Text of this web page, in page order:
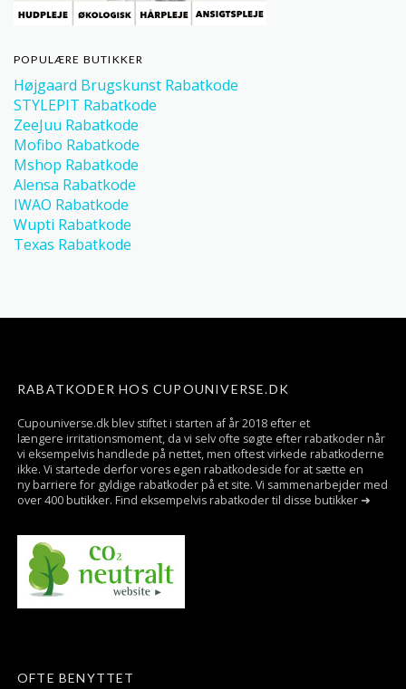
POPULÆRE BUTIKKER
Højgaard Brugskunst Rabatkode
STYLEPIT Rabatkode
ZeeJuu Rabatkode
Mofibo Rabatkode
Mshop Rabatkode
Alensa Rabatkode
IWAO Rabatkode
Wupti Rabatkode
Texas Rabatkode
RABATKODER HOS CUPOUNIVERSE.DK
Cupouniverse.dk blev stiftet i starten af år 2018 efter et
længere irritationsmoment, da vi selv ofte søgte efter rabatkoder når
vi eksempelvis handlede på nettet, men oftest virkede rabatkoderne
ikke. Vi startede derfor vores egen rabatkodeside for at sætte en
ny barriere for gyldige rabatkoder på et site. Vi sammenarbejder med
over 400 butikker. Find eksempelvis rabatkoder til disse butikker ➜
OFTE BENYTTET